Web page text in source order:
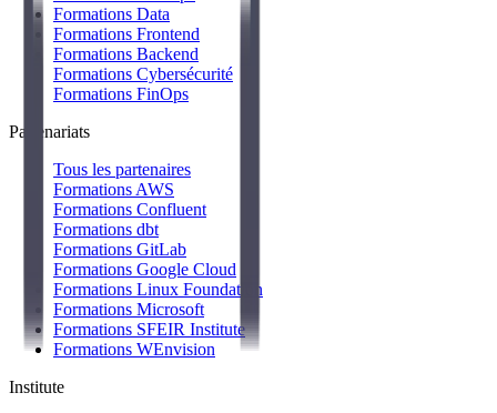
Formations Data
Formations Frontend
Formations Backend
Formations Cybersécurité
Formations FinOps
Partenariats
Tous les partenaires
Formations AWS
Formations Confluent
Formations dbt
Formations GitLab
Formations Google Cloud
Formations Linux Foundation
Formations Microsoft
Formations SFEIR Institute
Formations WEnvision
Institute